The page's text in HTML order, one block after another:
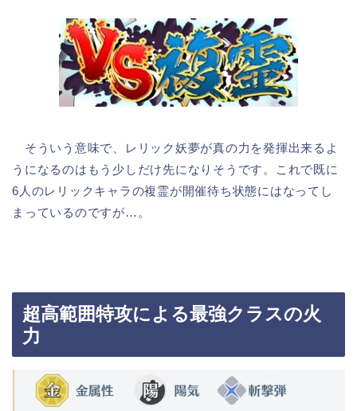
そういう意味で、レリック妖夢が真の力を発揮出来るよ
うになるのはもう少しだけ先になりそうです。これで既に
6人のレリックキャラの複霊が開催待ち状態にはなってし
まっているのですが…。
超高範囲特攻による最強クラスの火
力